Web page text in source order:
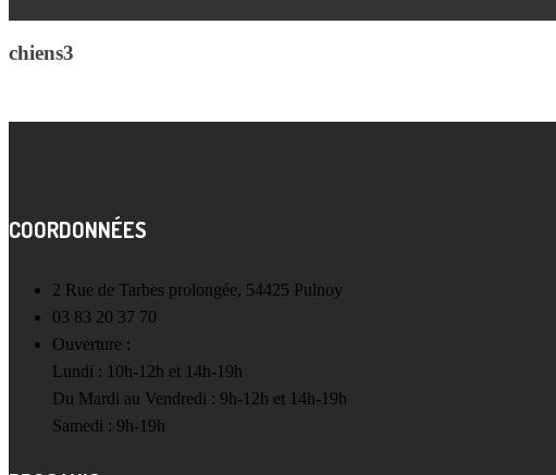
chiens3
COORDONNÉES
2 Rue de Tarbes prolongée, 54425 Pulnoy
03 83 20 37 70
Ouverture :
Lundi : 10h-12h et 14h-19h
Du Mardi au Vendredi : 9h-12h et 14h-19h
Samedi : 9h-19h